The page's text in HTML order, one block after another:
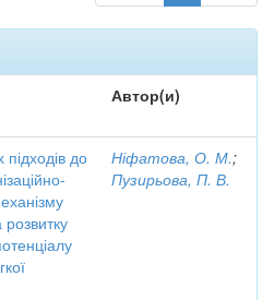
Автор(и)
підходів до
Ніфатова, О. М.;
Пузирьова, П. В.